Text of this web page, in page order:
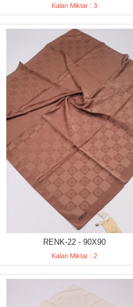
Kalan Miktar : 3
RENK-22 - 90X90
Kalan Miktar : 2